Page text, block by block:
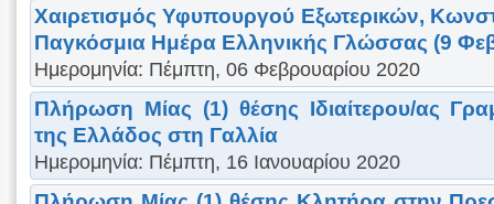
Χαιρετισμός Υφυπουργού Εξωτερικών,
Παγκόσμια Ημέρα Ελληνικής Γλώσσας (9
Ημερομηνία: Πέμπτη, 06 Φεβρουαρίου 2020
Πλήρωση Μίας (1) θέσης Ιδιαίτερου/ας
της Ελλάδος στη Γαλλία
Ημερομηνία: Πέμπτη, 16 Ιανουαρίου 2020